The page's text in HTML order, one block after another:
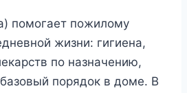
помогает пожилому
жизни: гигиена,
по назначению,
порядок в доме. В